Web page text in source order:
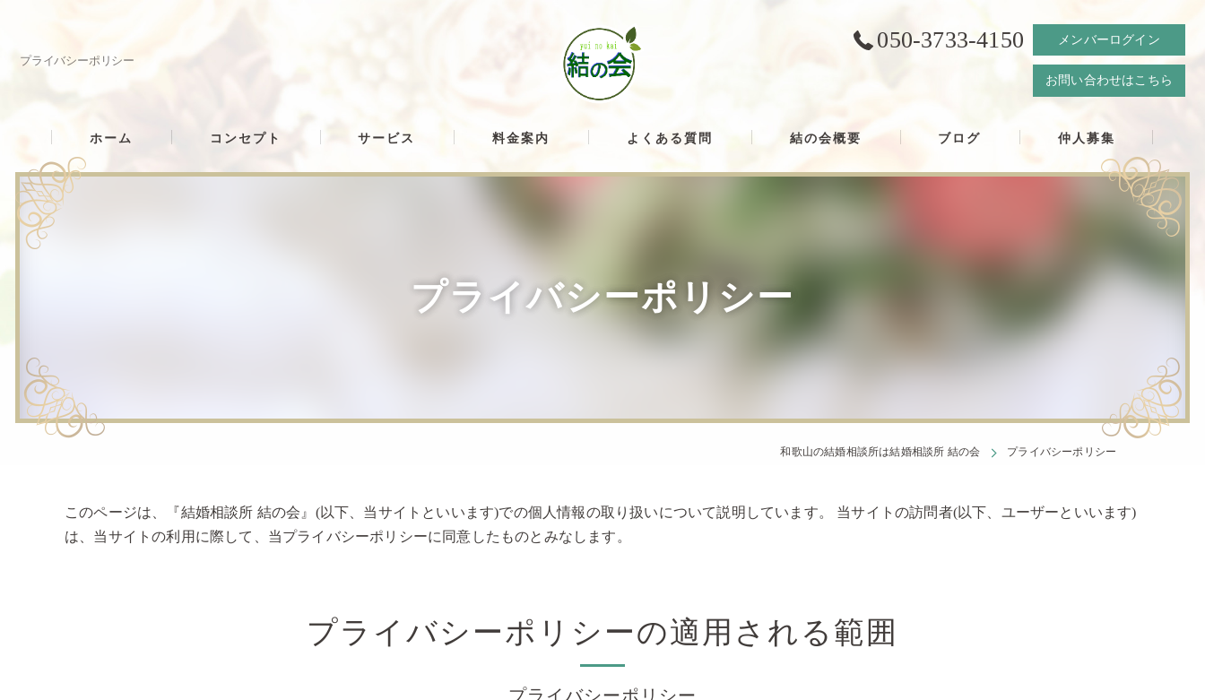
プライバシーポリシー
050-3733-4150 メンバーログイン
お問い合わせはこちら
ホーム コンセプト サービス 料金案内 よくある質問 結の会概要 ブログ 仲人募集
プライバシーポリシー
和歌山の結婚相談所は結婚相談所 結の会 プライバシーポリシー
このページは、『結婚相談所 結の会』(以下、当サイトといいます)での個人情報の取り扱いについて説明しています。 当サイトの訪問者(以下、ユーザーといいます)
は、当サイトの利用に際して、当プライバシーポリシーに同意したものとみなします。
プライバシーポリシー
プライバシーポリシーの適用される範囲